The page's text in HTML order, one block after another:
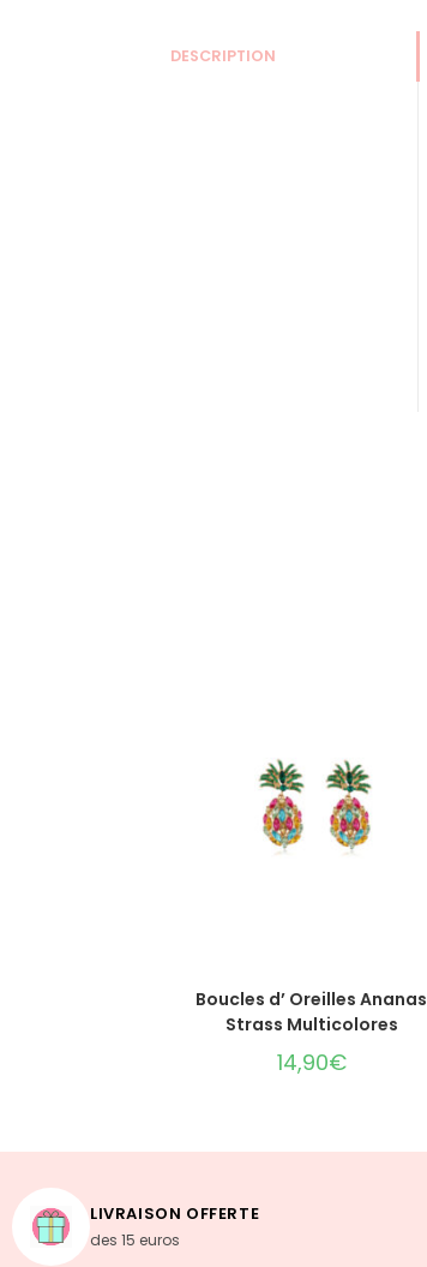
DESCRIPTION
AJOUTER AU PANIER
Boucles d’ Oreilles Ananas
Strass Multicolores
14,90€
LIVRAISON OFFERTE
des 15 euros